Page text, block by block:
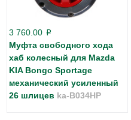
3 760.00 p
Муфта свободного хода
хаб колесный для Mazda
KIA Bongo Sportage
механический усиленный
26 шлицев ka-B034HP